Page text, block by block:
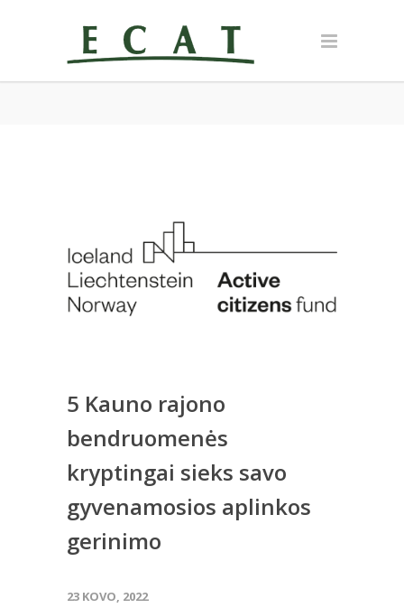
5 Kauno rajono
bendruomenės
kryptingai sieks savo
gyvenamosios aplinkos
gerinimo
23 KOVO, 2022